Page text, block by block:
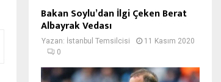
Bakan Soylu’dan İlgi Çeken Berat
Albayrak Vedası
Yazan: İstanbul Temsilcisi
11 Kasım 2020
0